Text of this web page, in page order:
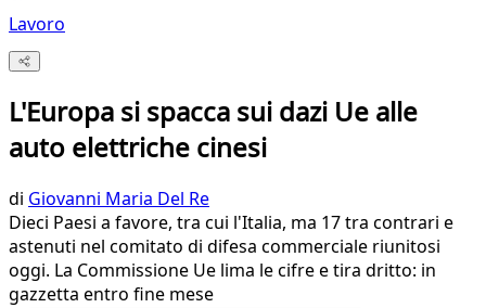
Lavoro
L'Europa si spacca sui dazi Ue alle
auto elettriche cinesi
di Giovanni Maria Del Re
Dieci Paesi a favore, tra cui l'Italia, ma 17 tra contrari e
astenuti nel comitato di difesa commerciale riunitosi
oggi. La Commissione Ue lima le cifre e tira dritto: in
gazzetta entro fine mese